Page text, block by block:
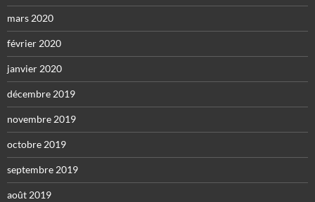
mars 2020
février 2020
janvier 2020
décembre 2019
novembre 2019
octobre 2019
septembre 2019
août 2019